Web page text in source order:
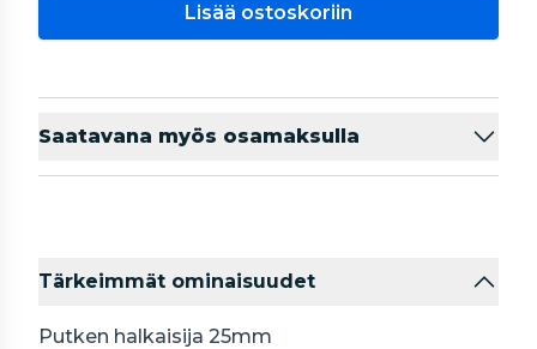
Lisää ostoskoriin
Saatavana myös osamaksulla
Tärkeimmät ominaisuudet
Putken halkaisija 25mm